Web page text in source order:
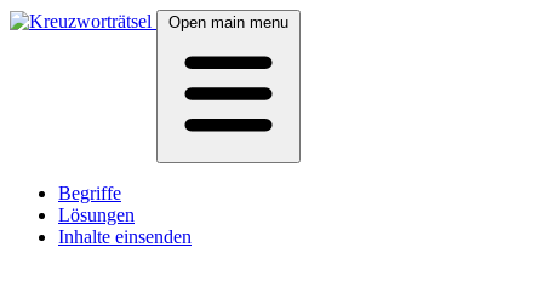
Open main menu
Begriffe
Lösungen
Inhalte einsenden